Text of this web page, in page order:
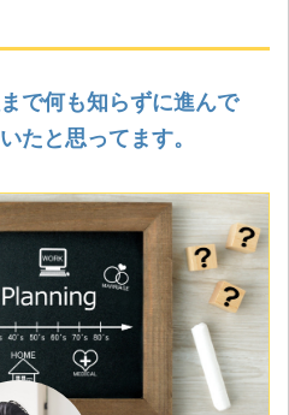
で何も知らずに進んで
たと思ってます。